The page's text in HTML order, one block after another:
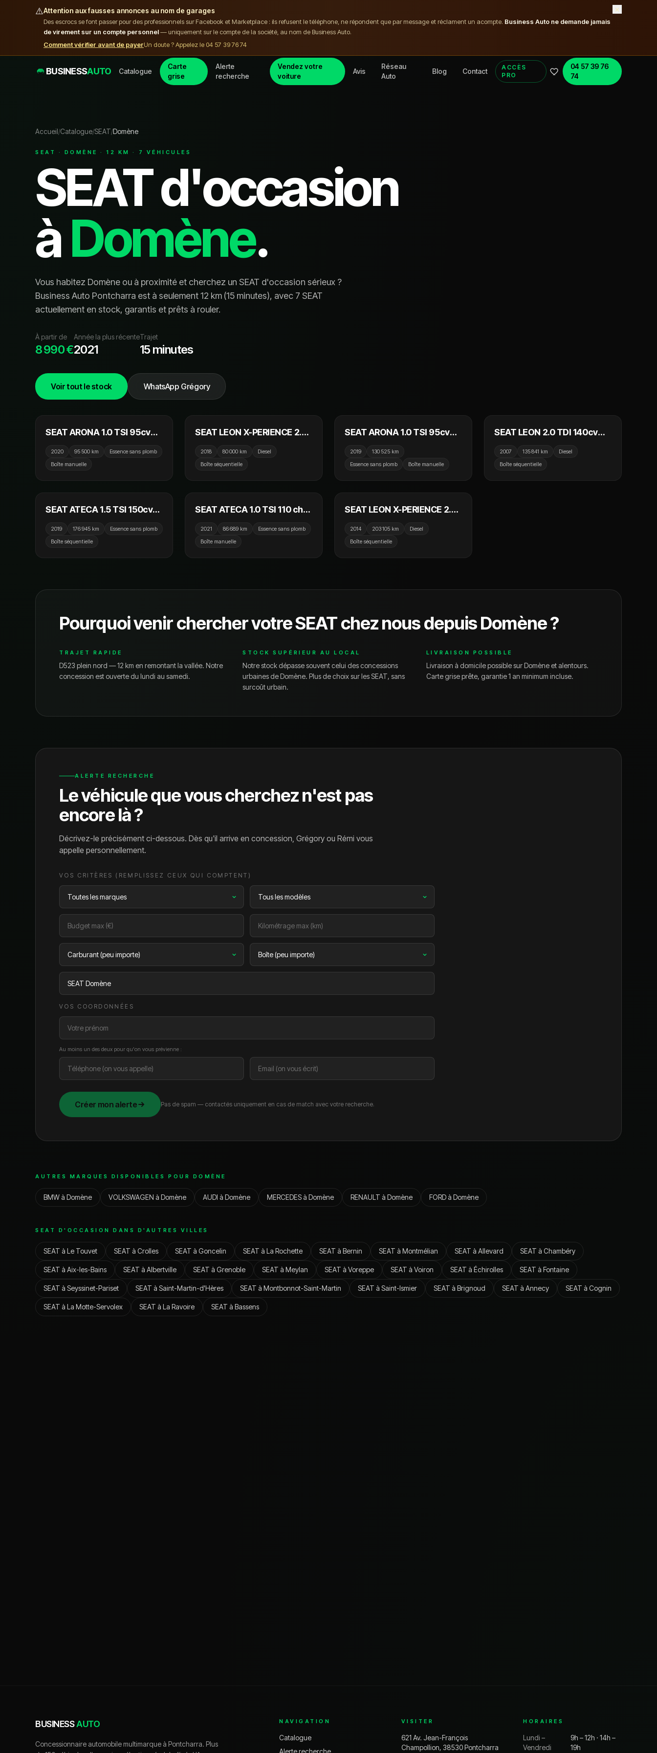
⚠️Attention aux fausses annonces au nom de garages
Des escrocs se font passer pour des professionnels sur Facebook et Marketplace : ils refusent le téléphone, ne répondent que par message et réclament un acompte. Business Auto ne demande jamais
de virement sur un compte personnel— uniquement sur le compte de la société, au nom de Business Auto.
Comment vérifier avant de payerUn doute ? Appelez le 04 57 39 76 74
×
BUSINESSAUTO Catalogue
Carte
grise
Alerte
recherche
Vendez votre
voiture
Avis
Réseau
Auto
Blog Contact
ACCÈS
PRO
04 57 39 76
74
Accueil/Catalogue/SEAT/Domène
SEAT · DOMÈNE ·12 KM · 7 VÉHICULE S
SEATd'occasion
àDomène.
Vous habitez Domène ou à proximité et cherchez un SEAT d'occasion sérieux ?
Business Auto Pontcharra est à seulement12 km (15 minutes), avec 7 SEAT
actuellement en stock, garantis et prêts à rouler.
À partir de
8 990 €
Année la plus récente
2021
Trajet
15 minutes
Voir tout le stock
WhatsApp Grégory
11 990 €
SEAT ARONA 1.0 TSI 95cv
CarPlay / Camera
2020 95 500 km
Essence sans plomb
Boîte manuelle
SEAT LEON X-PERIENCE 2.0
Toit Ouvrant / Camera /
2018 80 000 km
Diesel
Boîte séquentielle
SEAT ARONA 1.0 TSI 95cv
CarPlay / GPS / Camera
2019
130 525 km
Essence sans plomb
Boîte manuelle
SEAT LEON 2.0 TDI 140cv
Chauffants
2007 135 841 km
Diesel
Boîte séquentielle
12 990 €
SEAT ATECA 1.5 TSI 150cv
GPS / Caméra de recul /
2019 176 945 km
Essence sans plomb
Boîte séquentielle
15 790 €
SEAT ATECA 1.0 TSI 110 ch
Keyless Go / Ecran Tactile /
2021 86 689 km
Essence sans plomb
Boîte manuelle
11 990 €
SEAT LEON X-PERIENCE 2.0
2014 203 105 km
Diesel
Boîte séquentielle
Pourquoi venir chercher votreSEATchez nous depuisDomène?
TRAJET RAPIDE
D523 plein nord — 12 km en remontant la vallée. Notre
concession est ouverte du lundi au samedi.
STOCK SUPÉRIEUR AU LOCAL
Notre stock dépasse souvent celui des concessions
urbaines deDomène. Plus de choix sur lesSEAT, sans
surcoût urbain.
LIVRAISON POSSIBLE
Livraison à domicile possible surDomèneet alentours.
Carte grise prête, garantie 1 an minimum incluse.
ALERTE RECHERCHE
Le véhicule que vous cherchez n'est pas
encore là ?
Décrivez-le précisément ci-dessous. Dès qu'il arrive en concession, Grégory ou Rémi vous
appelle personnellement.
VOS CRITÈRES (REMPLISSEZ CEUX QUI COMPTENT)
VOS COORDONNÉES
Au moins un des deux pour qu'on vous prévienne :
Créer mon alerte Pas de spam — contactés uniquement en cas de match avec votre recherche.
AUTRES MARQUES DISPONIBLES POUR DOMÈNE
BMWà Domène VOLKSWAGEN à Domène AUDI à Domène MERCEDESà Domène RENAULT à Domène FORDà Domène
SEAT D'OCCASION DANS D'AUTRES VILLES
SEAT à Le Touvet SEAT à Crolles SEAT à Goncelin SEAT à La Rochette SEAT à Bernin SEAT à Montmélian SEAT à Allevard SEAT à Chambéry
SEAT à Aix-les-Bains SEAT à Albertville SEAT à Grenoble SEAT à Meylan SEAT à Voreppe SEAT à Voiron SEAT à Échirolles SEAT à Fontaine
SEAT à Seyssinet-Pariset SEAT à Saint-Martin-d'Hères SEAT à Montbonnot-Saint-Martin SEAT à Saint-Ismier SEAT à Brignoud SEAT à Annecy SEAT à Cognin
SEAT à La Motte-Servolex SEAT à La Ravoire SEAT à Bassens
BUSINESSAUTO
Concessionnaire automobile multimarque à Pontcharra. Plus
NAVIGATION
Catalogue
VISITER
621 Av. Jean-François
Champollion, 38530 Pontcharra
HORAIRES
Lundi –
Vendredi
9h – 12h · 14h –
19h